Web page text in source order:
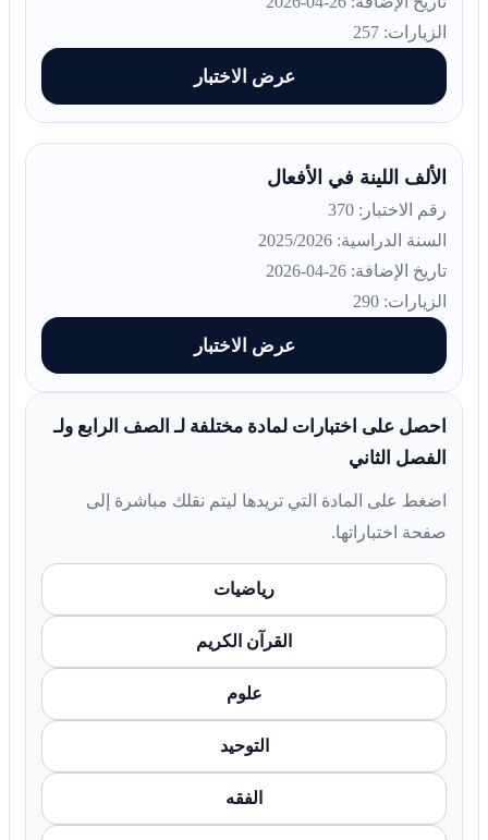
الزيارات: 257
عرض الاختبار
الألف اللينة في الأفعال
رقم الاختبار: 370
السنة الدراسية: 2025/2026
تاريخ الإضافة: 26-04-2026
الزيارات: 290
عرض الاختبار
احصل على اختبارات لمادة مختلفة لـ الصف الرابع ولـ
الفصل الثاني
اضغط على المادة التي تريدها ليتم نقلك مباشرة إلى
صفحة اختباراتها.
رياضيات
القرآن الكريم
علوم
التوحيد
الفقه